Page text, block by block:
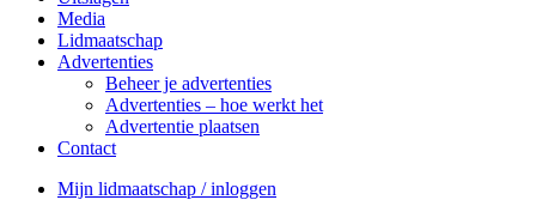
Media
Lidmaatschap
Advertenties
Beheer je advertenties
Advertenties – hoe werkt het
Advertentie plaatsen
Contact
Mijn lidmaatschap / inloggen